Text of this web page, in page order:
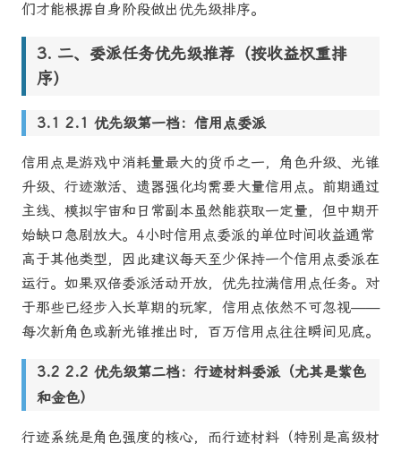
们才能根据自身阶段做出优先级排序。
二、委派任务优先级推荐（按收益权重排
序）
2.1 优先级第一档：信用点委派
信用点是游戏中消耗量最大的货币之一，角色升级、光锥
升级、行迹激活、遗器强化均需要大量信用点。前期通过
主线、模拟宇宙和日常副本虽然能获取一定量，但中期开
始缺口急剧放大。4小时信用点委派的单位时间收益通常
高于其他类型，因此建议每天至少保持一个信用点委派在
运行。如果双倍委派活动开放，优先拉满信用点任务。对
于那些已经步入长草期的玩家，信用点依然不可忽视——
每次新角色或新光锥推出时，百万信用点往往瞬间见底。
2.2 优先级第二档：行迹材料委派（尤其是紫色
和金色）
行迹系统是角色强度的核心，而行迹材料（特别是高级材